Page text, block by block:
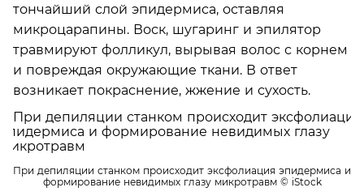
тончайший слой эпидермиса, оставляя
микроцарапины. Воск, шугаринг и эпилятор
травмируют фолликул, вырывая волос с корнем
и повреждая окружающие ткани. В ответ
возникает покраснение, жжение и сухость.
При депиляции станком происходит эксфолиация эпидермиса и
формирование невидимых глазу микротравм© iStock